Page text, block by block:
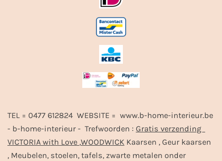
TEL = 0477 612824 WEBSITE = www.b-home-interieur.be
- b-home-interieur - Trefwoorden : Gratis verzending
VICTORIA with Love ,WOODWICK Kaarsen , Geur kaarsen
, Meubelen, stoelen, tafels, zwarte metalen onder